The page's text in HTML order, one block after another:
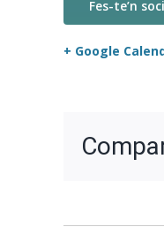
Fes-te’n soci
+ Google